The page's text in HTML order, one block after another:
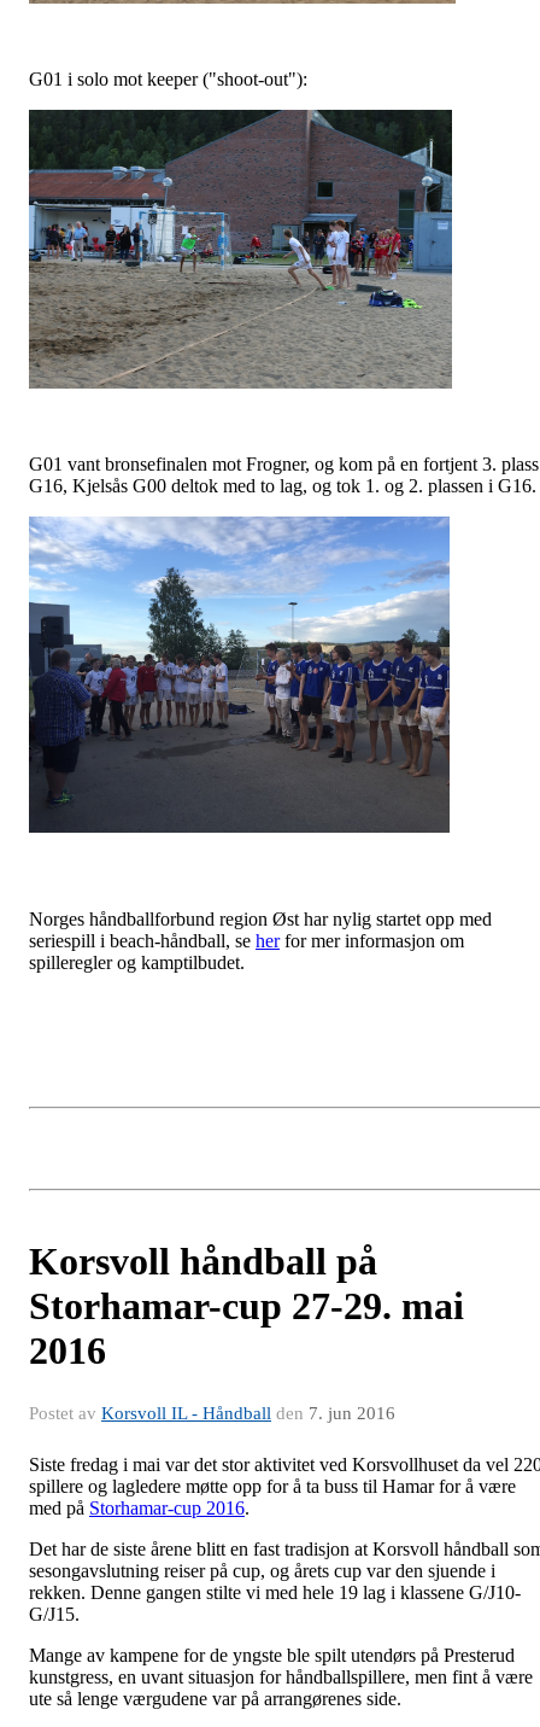
G01 i solo mot keeper ("shoot-out"):
G01 vant bronsefinalen mot Frogner, og kom på en fortjent 3.
G16, Kjelsås G00 deltok med to lag, og tok 1. og 2. plassen i G16.
Norges håndballforbund region Øst har nylig startet opp med
seriespill i beach-håndball, se herfor mer informasjon om
spilleregler og kamptilbudet.
Korsvoll håndball på
Storhamar-cup 27-29. mai
2016
Postet av Korsvoll IL - Håndball den 7. jun 2016
Siste fredag i mai var det stor aktivitet ved Korsvollhuset da vel
spillere og lagledere møtte opp for å ta buss til Hamar for å være
med på Storhamar-cup 2016.
Det har de siste årene blitt en fast tradisjon at Korsvoll håndball
sesongavslutning reiser på cup, og årets cup var den sjuende i
rekken. Denne gangen stilte vi med hele 19 lag i klassene G/J10-
G/J15.
Mange av kampene for de yngste ble spilt utendørs på Presterud
kunstgress, en uvant situasjon for håndballspillere, men fint å være
ute så lenge værgudene var på arrangørenes side.